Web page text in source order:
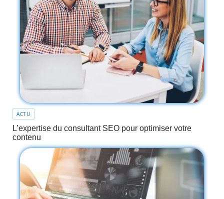
ACTU
L’expertise du consultant SEO pour optimiser votre
contenu